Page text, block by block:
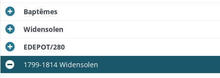
Baptêmes
Widensolen
EDEPOT/280
1799-1814 Widensolen